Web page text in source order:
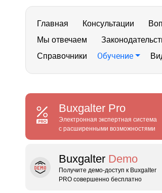
Главная Консультации
Мы отвечаем
Справочники Обучение
Buxgalter Pro
Электронная экспертная система
с расширенными возможностями
Buxgalter Demo
Получите демо‑доступ к Buxgalter
PRO совершенно бесплатно